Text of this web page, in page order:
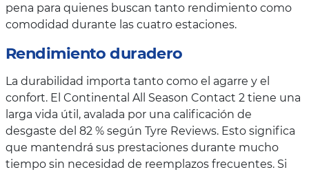
pena para quienes buscan tanto rendimiento como
comodidad durante las cuatro estaciones.
Rendimiento duradero
La durabilidad importa tanto como el agarre y el
confort. El Continental All Season Contact 2 tiene una
larga vida útil, avalada por una calificación de
desgaste del 82 % según Tyre Reviews. Esto significa
que mantendrá sus prestaciones durante mucho
tiempo sin necesidad de reemplazos frecuentes. Si